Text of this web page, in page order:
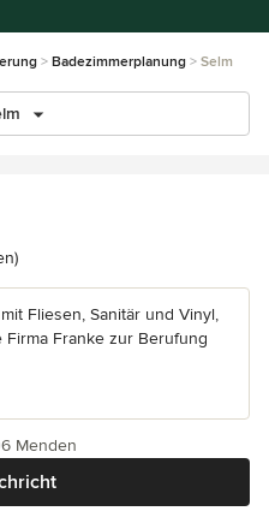
Badezimmerplanung Selm
von 5 Sternen
Fliesen, Sanitär und Vinyl,
Firma Franke zur Berufung
Menden